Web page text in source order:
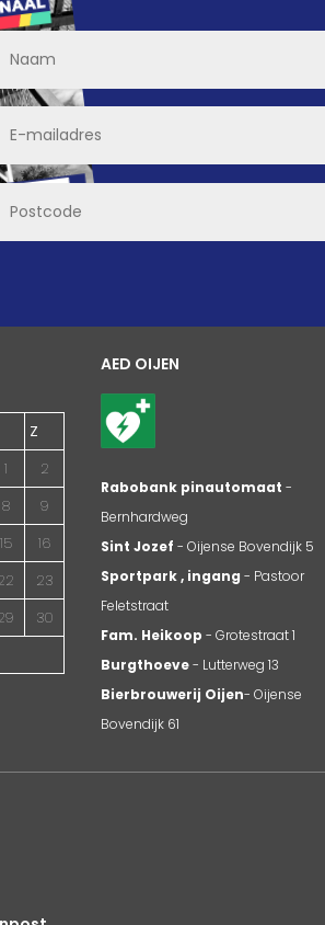
Z
1
2
8
9
15
16
23
30
AED OIJEN
Rabobank pinautomaat -
Bernhardweg
Sint Jozef - Oijense Bovendijk 5
Sportpark , ingang - Pastoor
Feletstraat
Fam. Heikoop - Grotestraat 1
Burgthoeve- Lutterweg 13
Bierbrouwerij Oijen- Oijense
Bovendijk 61